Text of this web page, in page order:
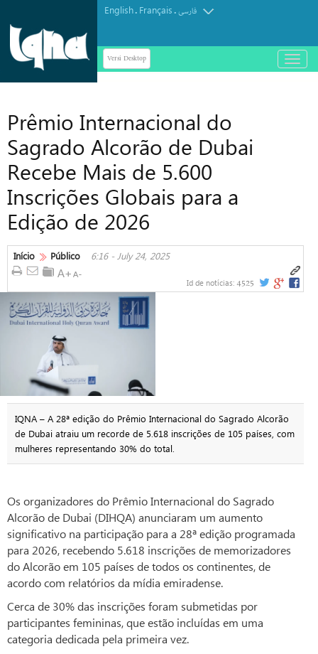
English. Français.فارسی
Versi Desktop
باز
و
Prêmio Internacional do
Sagrado Alcorão de Dubai
Recebe Mais de 5.600
Inscrições Globais para a
Edição de 2026
Início Público 6:16 - July 24, 2025
Id de notícias: 4525
IQNA – A 28ª edição do Prêmio Internacional do Sagrado Alcorão
de Dubai atraiu um recorde de 5.618 inscrições de 105 países, com
mulheres representando 30% do total.
Os organizadores do Prêmio Internacional do Sagrado
Alcorão de Dubai (DIHQA) anunciaram um aumento
significativo na participação para a 28ª edição programada
para 2026, recebendo 5.618 inscrições de memorizadores
do Alcorão em 105 países de todos os continentes, de
acordo com relatórios da mídia emiradense.
Cerca de 30% das inscrições foram submetidas por
participantes femininas, que estão incluídas em uma
categoria dedicada pela primeira vez.